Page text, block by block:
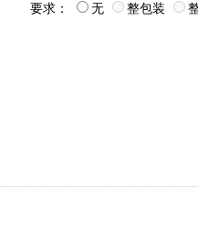
要求： 无 整包装